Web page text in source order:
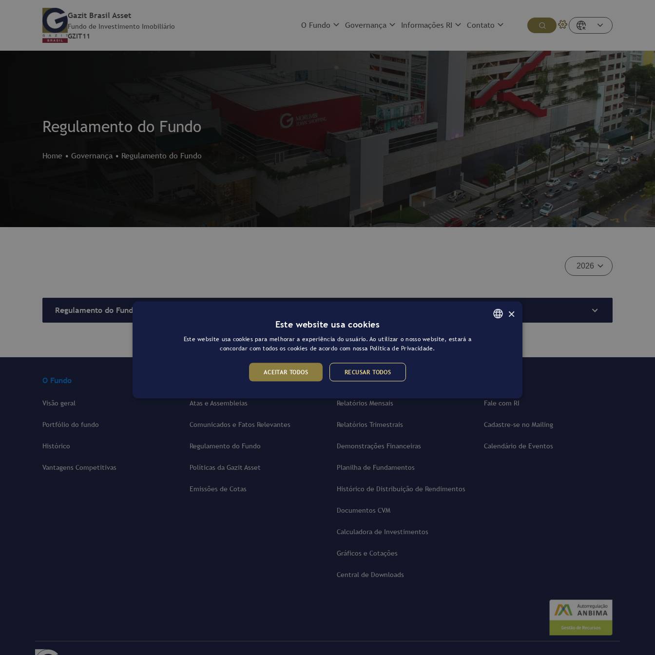
Gazit Brasil Asset
Fundo de Investimento Imobiliário
GZIT11
O Fundo Governança Informações RI Contato
Regulamento do Fundo
Home • Governança • Regulamento do Fundo
Regulamento do Fundo
O Fundo
Visão geral
Portfólio do fundo
Histórico
Vantagens Competitivas
Atas e Assembleias
Comunicados e Fatos Relevantes
Regulamento do Fundo
Políticas da Gazit Asset
Emissões de Cotas
Informações RI
Relatórios Mensais
Relatórios Trimestrais
Demonstrações Financeiras
Planilha de Fundamentos
Histórico de Distribuição de Rendimentos
Documentos CVM
Calculadora de Investimentos
Gráficos e Cotações
Central de Downloads
Fale com RI
Cadastre-se no Mailing
Calendário de Eventos
×
Este website usa cookies
Este website usa cookies para melhorar a experiência do usuário. Ao utilizar o nosso website, estará a
concordar com todos os cookies de acordo com nossa Política de Privacidade.
ACEITAR TODOS RECUSAR TODOS